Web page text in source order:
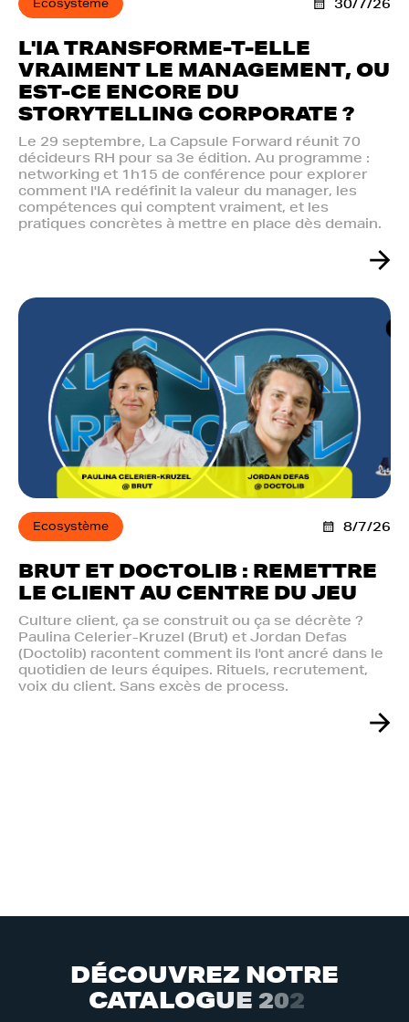
Ecosystème 30/7/26
L'IA TRANSFORME-T-ELLE
VRAIMENT LE MANAGEMENT, OU
EST-CE ENCORE DU
STORYTELLING CORPORATE ?
Le 29 septembre, La Capsule Forward réunit 70
décideurs RH pour sa 3e édition. Au programme :
networking et 1h15 de conférence pour explorer
comment l'IA redéfinit la valeur du manager, les
compétences qui comptent vraiment, et les
pratiques concrètes à mettre en place dès demain.
Ecosystème 8/7/26
BRUT ET DOCTOLIB : REMETTRE
LE CLIENT AU CENTRE DU JEU
Culture client, ça se construit ou ça se décrète ?
Paulina Celerier-Kruzel (Brut) et Jordan Defas
(Doctolib) racontent comment ils l'ont ancré dans le
quotidien de leurs équipes. Rituels, recrutement,
voix du client. Sans excès de process.
DÉCOUVREZ NOTRE
CATALOGUE 202